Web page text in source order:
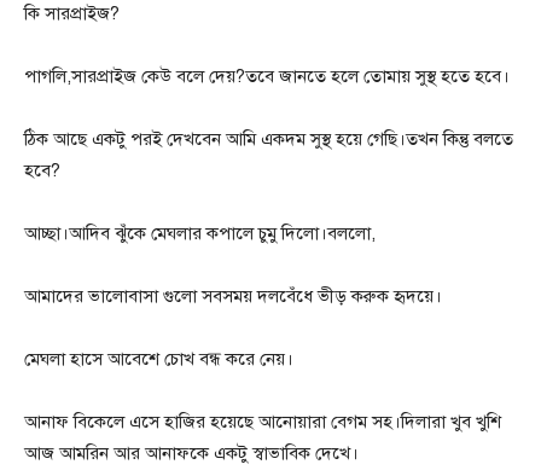
কি সারপ্রাইজ?
পাগলি,সারপ্রাইজ কেউ বলে দেয়?তবে জানতে হলে তোমায় সুস্থ হতে হবে।
ঠিক আছে একটু পরই দেখবেন আমি একদম সুস্থ হয়ে গেছি।তখন কিন্তু বলতে
হবে?
আচ্ছা।আদিব ঝুঁকে মেঘলার কপালে চুমু দিলো।বললো,
আমাদের ভালোবাসা গুলো সবসময় দলবেঁধে ভীড় করুক হৃদয়ে।
মেঘলা হাসে আবেশে চোখ বন্ধ করে নেয়।
আনাফ বিকেলে এসে হাজির হয়েছে আনোয়ারা বেগম সহ।দিলারা খুব খুশি
আজ আমরিন আর আনাফকে একটু স্বাভাবিক দেখে।